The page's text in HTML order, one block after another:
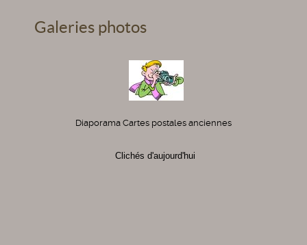
Galeries photos
Diaporama Cartes postales anciennes
Clichés d'aujourd'hui